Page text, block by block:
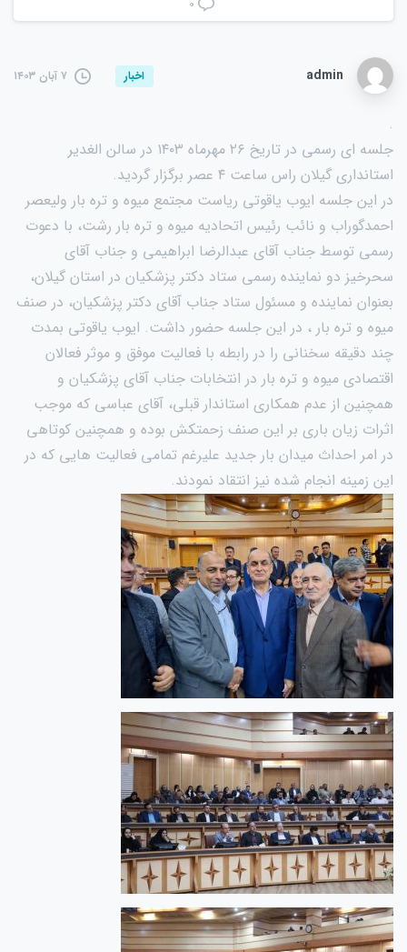
۰
admin اخبار ۷ آبان ۱۴۰۳
.
جلسه ای رسمی در تاریخ ۲۶ مهرماه ۱۴۰۳ در سالن الغدیر
استانداری گیلان راس ساعت ۴ عصر برگزار گردید.
در این جلسه ایوب یاقوتی ریاست مجتمع میوه و تره بار ولیعصر
احمدگوراب و نائب رئیس اتحادیه میوه و تره بار رشت، با دعوت
رسمی توسط جناب آقای عبدالرضا ابراهیمی و جناب آقای
سحرخیز دو نماینده رسمی ستاد دکتر پزشکیان در استان گیلان،
بعنوان نماینده و مسئول ستاد جناب آقای دکتر پزشکیان، در صنف
میوه و تره بار ، در این جلسه حضور داشت. ایوب یاقوتی بمدت
چند دقیقه سخنانی را در رابطه با فعالیت موفق و موثر فعالان
اقتصادی میوه و تره بار در انتخابات جناب آقای پزشکیان و
همچنین از عدم همکاری استاندار قبلی، آقای عباسی که موجب
اثرات زیان باری بر این صنف زحمتکش بوده و همچنین کوتاهی
در امر احداث میدان بار جدید علیرغم تمامی فعالیت هایی که در
این زمینه انجام شده نیز انتقاد نمودند.